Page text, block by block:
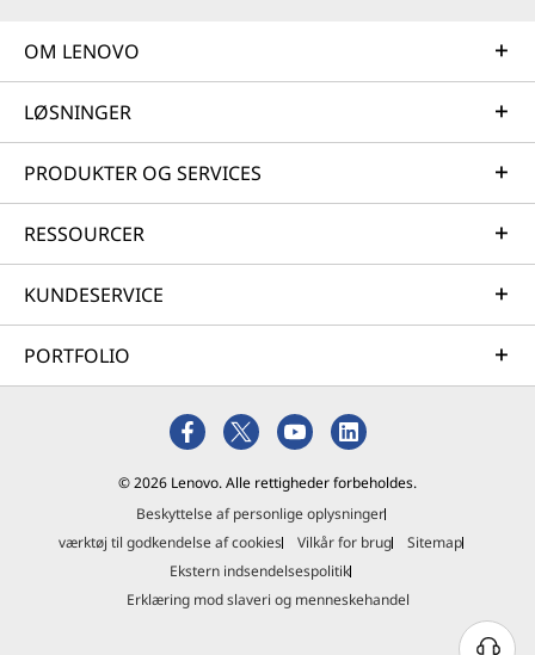
OM LENOVO
LØSNINGER
PRODUKTER OG SERVICES
RESSOURCER
KUNDESERVICE
PORTFOLIO
© 2026 Lenovo. Alle rettigheder forbeholdes.
Beskyttelse af personlige oplysninger
værktøj til godkendelse af cookies
Vilkår for brug
Sitemap
Ekstern indsendelsespolitik
Erklæring mod slaveri og menneskehandel